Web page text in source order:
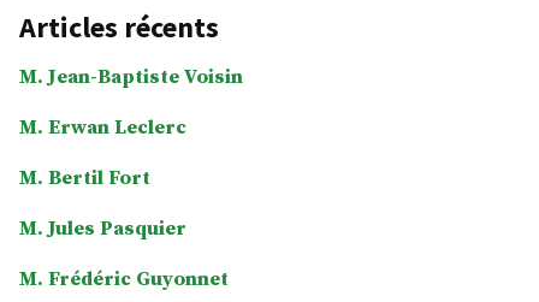
Articles récents
M. Jean-Baptiste Voisin
M. Erwan Leclerc
M. Bertil Fort
M. Jules Pasquier
M. Frédéric Guyonnet